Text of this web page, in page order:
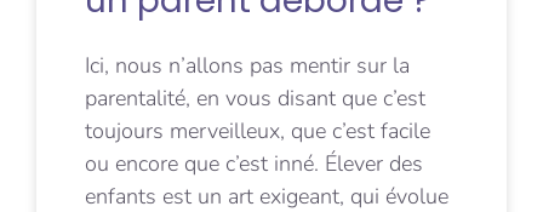
Ici, nous n’allons pas mentir sur la
parentalité, en vous disant que c’est
toujours merveilleux, que c’est facile
ou encore que c’est inné. Élever des
enfants est un art exigeant, qui évolue